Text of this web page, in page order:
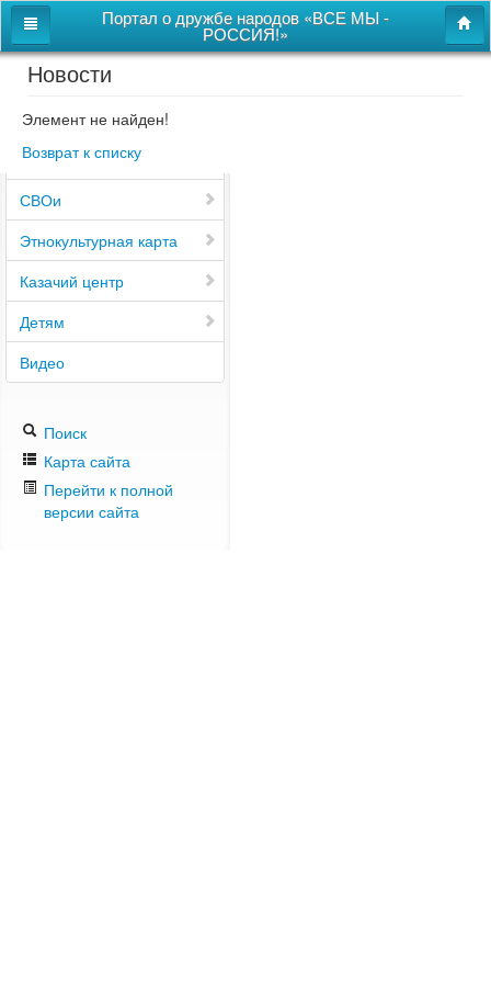
Портал о дружбе народов «ВСЕ МЫ -
РОССИЯ!»
Главная
Дом дружбы народов
Новости
СВОи
Этнокультурная карта
Казачий центр
Детям
Видео
Поиск
Карта сайта
Перейти к полной
версии сайта
Новости
Элемент не найден!
Возврат к списку